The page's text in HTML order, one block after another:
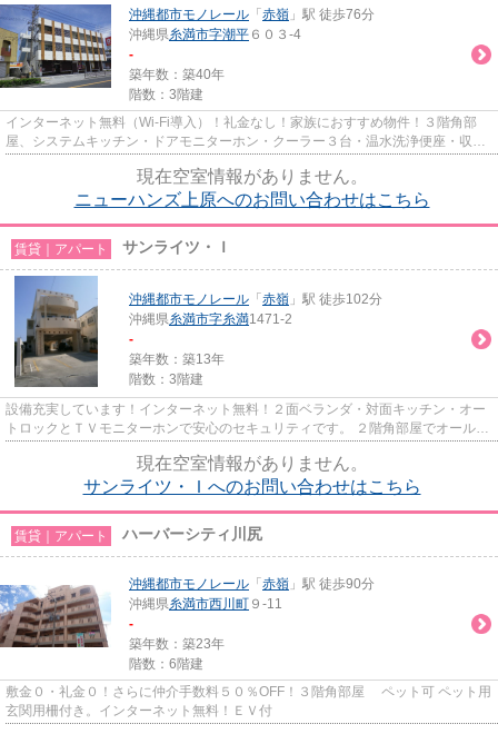
沖縄都市モノレール 「 赤嶺 」駅 徒歩76分
沖縄県糸満市字潮平 ６０３-4
-
築年数：築40年
階数：3階建
インターネット無料（Wi-Fi導入）！礼金なし！家族におすすめ物件！３階角部
屋、システムキッチン・ドアモニターホン・クーラー３台・温水洗浄便座・収納
現在空室情報がありません。
ニューハンズ上原へのお問い合わせはこちら
賃貸｜アパート サンライツ・Ｉ
沖縄都市モノレール 「 赤嶺 」駅 徒歩102分
沖縄県糸満市字糸満1471-2
-
築年数：築13年
階数：3階建
設備充実しています！インターネット無料！２面ベランダ・対面キッチン・オー
トロックとＴＶモニターホンで安心のセキュリティです。 ２階角部屋でオールフ
現在空室情報がありません。
サンライツ・Ｉへのお問い合わせはこちら
賃貸｜アパート ハーバーシティ川尻
沖縄都市モノレール 「 赤嶺 」駅 徒歩90分
沖縄県糸満市西川町 ９-11
-
築年数：築23年
階数：6階建
敷金０・礼金０！さらに仲介手数料５０％OFF！３階角部屋 ペット可 ペット用
玄関用柵付き。インターネット無料！ＥＶ付